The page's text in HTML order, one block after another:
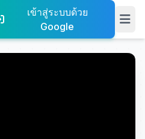
เข้าสู่ระบบด้วย
Google